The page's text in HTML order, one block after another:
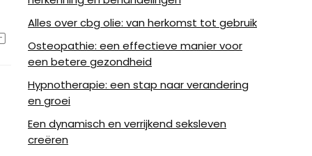
Alles over cbg olie: van herkomst tot gebruik
Osteopathie: een effectieve manier voor
een betere gezondheid
Hypnotherapie: een stap naar verandering
en groei
Een dynamisch en verrijkend seksleven
creëren